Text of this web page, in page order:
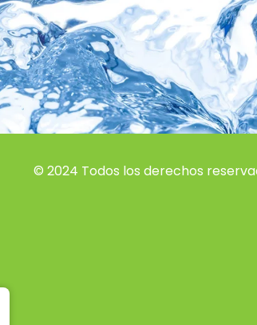
© 2024 Todos los derechos